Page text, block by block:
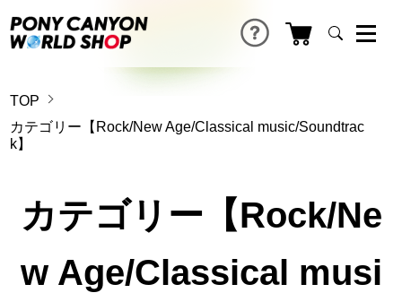
TOP
カテゴリー【Rock/New Age/Classical music/Soundtrac
k】
カテゴリー【Rock/Ne
w Age/Classical musi